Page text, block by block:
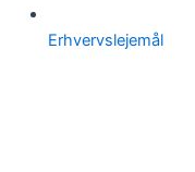
Erhvervslejemål